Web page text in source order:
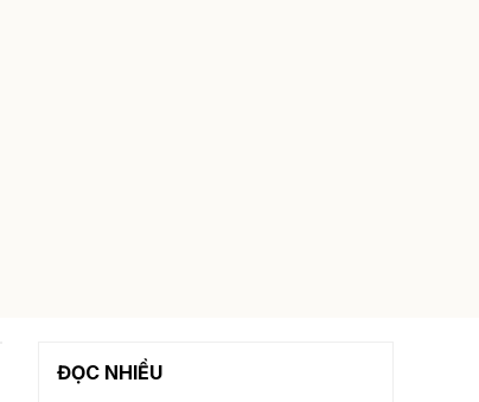
ĐỌC NHIỀU